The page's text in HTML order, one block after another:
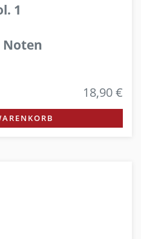
1
18,90 €